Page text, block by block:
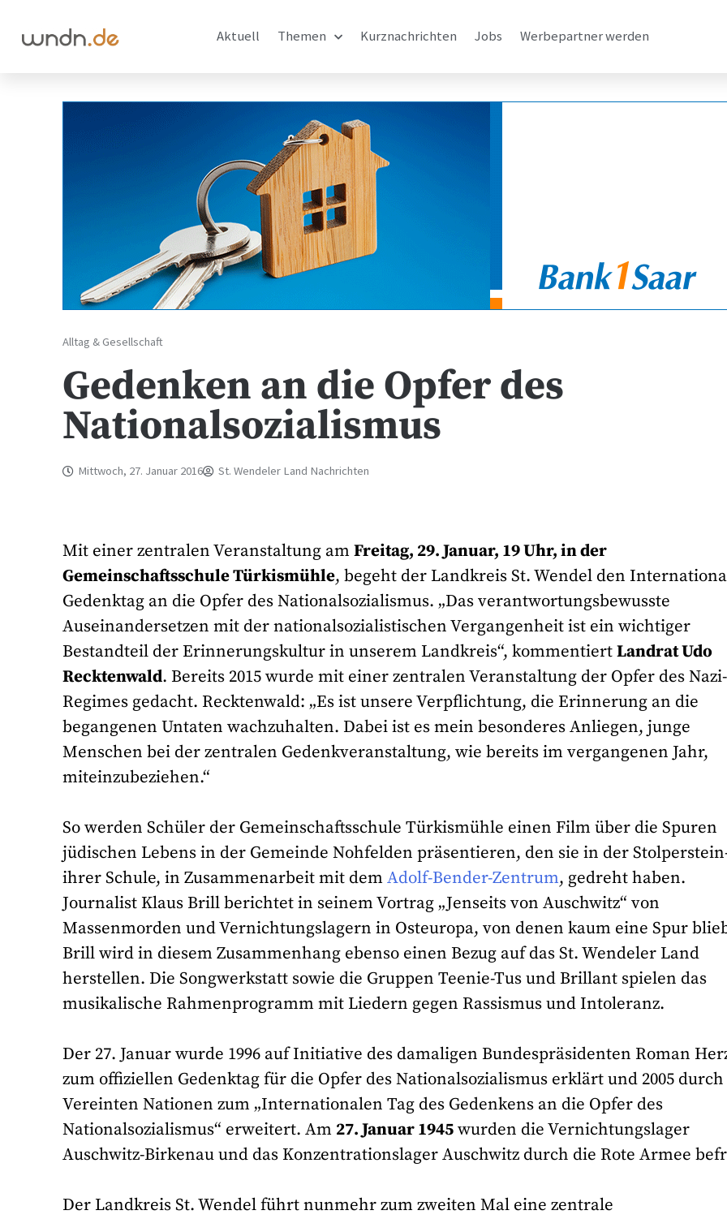
Aktuell Themen Kurznachrichten Jobs Werbepartner werden
Alltag & Gesellschaft
Gedenken an die Opfer des
Nationalsozialismus
Mittwoch, 27. Januar 2016 St. Wendeler Land Nachrichten
Mit einer zentralen Veranstaltung amFreitag, 29. Januar, 19 Uhr, in der
Gemeinschaftsschule Türkismühle, begeht der Landkreis St. Wendel den
Gedenktag an die Opfer des Nationalsozialismus. „Das verantwortungsbewusste
Auseinandersetzen mit der nationalsozialistischen Vergangenheit ist ein wichtiger
Bestandteil der Erinnerungskultur in unserem Landkreis“, kommentiertLandrat Udo
Recktenwald. Bereits 2015 wurde mit einer zentralen Veranstaltung der Opfer des Nazi-
Regimes gedacht. Recktenwald: „Es ist unsere Verpflichtung, die Erinnerung an die
begangenen Untaten wachzuhalten. Dabei ist es mein besonderes Anliegen, junge
Menschen bei der zentralen Gedenkveranstaltung, wie bereits im vergangenen Jahr,
miteinzubeziehen.“
So werden Schüler der Gemeinschaftsschule Türkismühle einen Film über die Spuren
jüdischen Lebens in der Gemeinde Nohfelden präsentieren, den sie in der
ihrer Schule, in Zusammenarbeit mit demAdolf-Bender-Zentrum, gedreht haben.
Journalist Klaus Brill berichtet in seinem Vortrag „Jenseits von Auschwitz“ von
Massenmorden und Vernichtungslagern in Osteuropa, von denen kaum eine Spur
Brill wird in diesem Zusammenhang ebenso einen Bezug auf das St. Wendeler Land
herstellen. Die Songwerkstatt sowie die Gruppen Teenie-Tus und Brillant spielen das
musikalische Rahmenprogramm mit Liedern gegen Rassismus und Intoleranz.
Der 27. Januar wurde 1996 auf Initiative des damaligen Bundespräsidenten Roman
zum offiziellen Gedenktag für die Opfer des Nationalsozialismus erklärt und 2005
Vereinten Nationen zum „Internationalen Tag des Gedenkens an die Opfer des
Nationalsozialismus“ erweitert. Am 27. Januar 1945wurden die Vernichtungslager
Auschwitz-Birkenau und das Konzentrationslager Auschwitz durch die Rote Armee
Der Landkreis St. Wendel führt nunmehr zum zweiten Mal eine zentrale